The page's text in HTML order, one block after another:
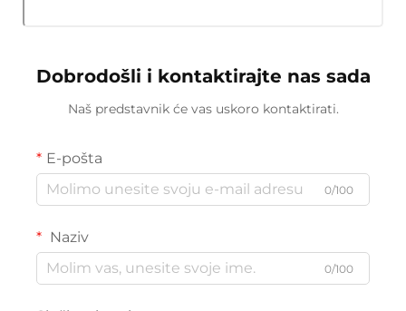
Dobrodošli i kontaktirajte nas sada
Naš predstavnik će vas uskoro kontaktirati.
E-pošta
0/100
Naziv
0/100